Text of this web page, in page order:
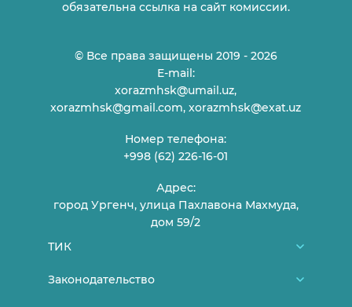
обязательна ссылка на сайт комиссии.
© Все права защищены 2019 - 2026
E-mail:
xorazmhsk@umail.uz,
xorazmhsk@gmail.com, xorazmhsk@exat.uz
Номер телефона:
+998 (62) 226-16-01
Адрес:
город Ургенч, улица Пахлавона Махмуда,
дом 59/2
ТИК
О нас
Законодательство